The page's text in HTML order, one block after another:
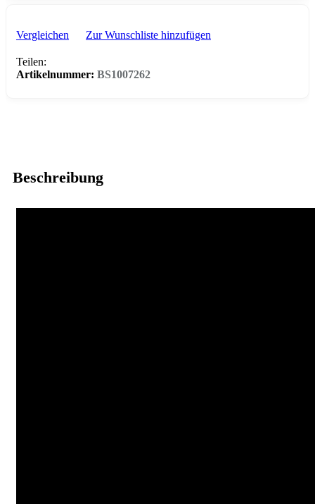
Vergleichen Zur Wunschliste hinzufügen
Teilen:
Artikelnummer: BS1007262
Beschreibung